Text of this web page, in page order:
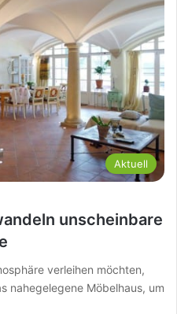
Aktuell
unscheinbare
verleihen möchten,
nahegelegene Möbelhaus, um